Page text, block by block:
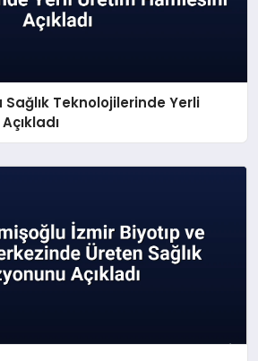
Teknolojilerinde Yerli